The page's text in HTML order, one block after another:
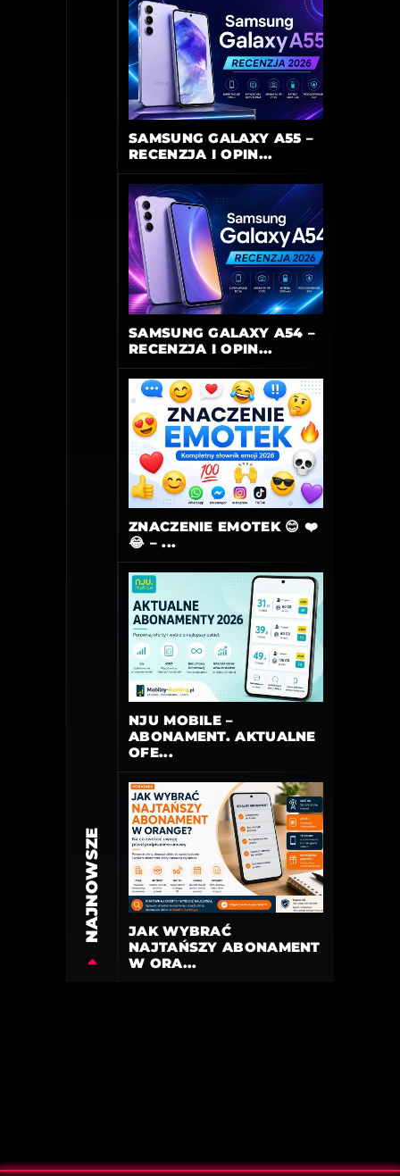
NAJNOWSZE
SAMSUNG GALAXY A55 –
RECENZJA I OPIN...
SAMSUNG GALAXY A54 –
RECENZJA I OPIN...
ZNACZENIE EMOTEK 😊 ❤️
😂 – ...
NJU MOBILE –
ABONAMENT. AKTUALNE
OFE...
JAK WYBRAĆ
NAJTAŃSZY ABONAMENT
W ORA...